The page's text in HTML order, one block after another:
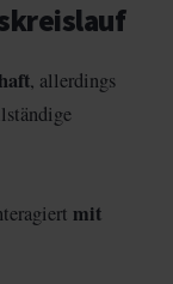
, allerdings
mit